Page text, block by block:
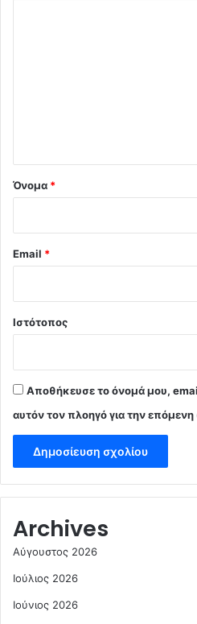
Όνομα *
Email *
Ιστότοπος
Αποθήκευσε το όνομά μου,
αυτόν τον πλοηγό για την
Archives
Αύγουστος 2026
Ιούλιος 2026
Ιούνιος 2026